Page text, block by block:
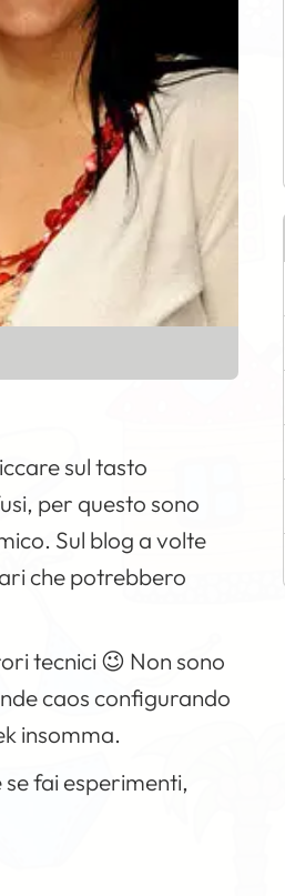
sul tasto
per questo sono
Sul blog a volte
che potrebbero
tecnici 😉 Non sono
caos configurando
insomma.
fai esperimenti,